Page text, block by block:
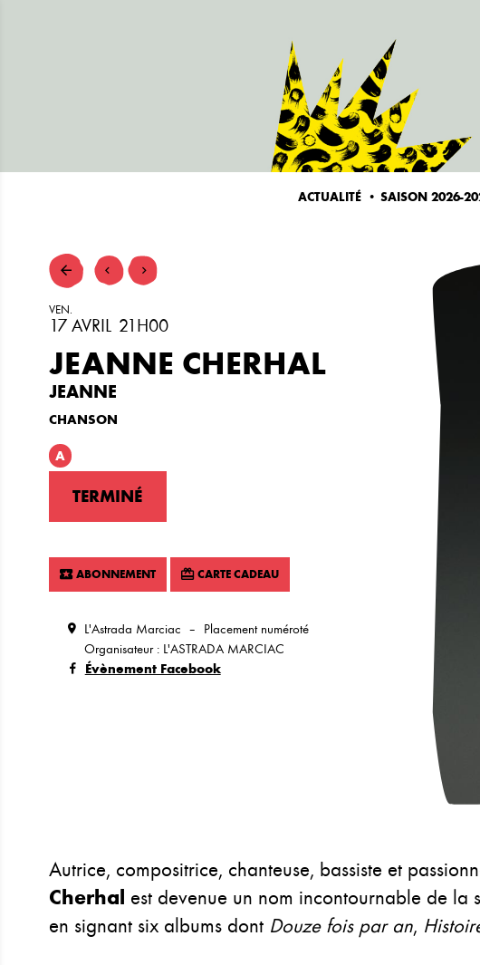
ACTUALITÉ SAISON 2026-
VEN.
17 AVRIL 21H00
JEANNE CHERHAL
JEANNE
CHANSON
A
TERMINÉ
ABONNEMENT CARTE CADEAU
L'Astrada Marciac
Placement numéroté
Organisateur : L'ASTRADA MARCIAC
Évènement Facebook
Autrice, compositrice, chanteuse, bassiste et
Cherhal est devenue un nom incontournable de la
en signant six albums dont Douze fois par an,